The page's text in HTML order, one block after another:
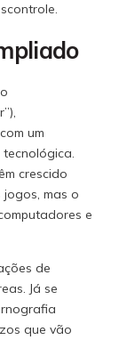
um
crescido
mas o
e
de
Já se
que vão